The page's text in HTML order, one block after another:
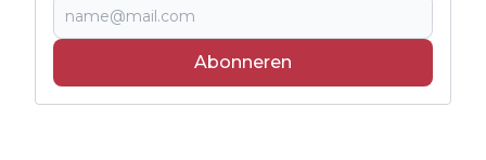
Abonneren